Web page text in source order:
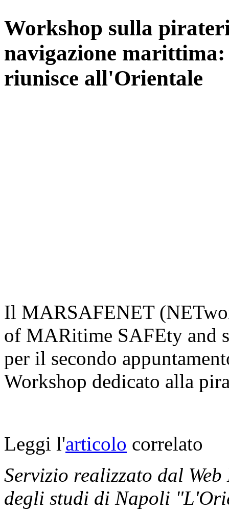
Workshop sulla
navigazione
riunisce all'Orientale
Il MARSAFENET
of MARitime SAFEty and
per il secondo
Workshop dedicato alla
Leggi l'articolo correlato
Servizio realizzato dal
degli studi di Napoli